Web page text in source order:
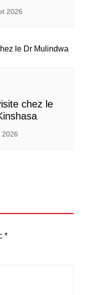
2026
chez le
2026
*